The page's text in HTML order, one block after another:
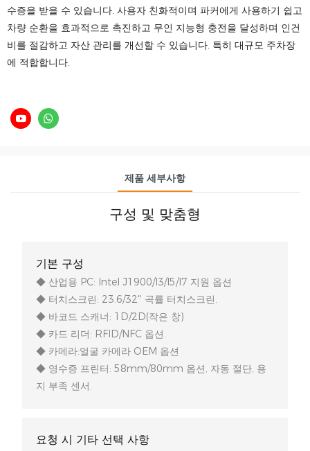
수증을 받을 수 있습니다. 사용자 친화적이며 파커에게 사용하기 쉽고
차량 순환을 효과적으로 촉진하고 무인 지능형 충전을 달성하며 인건
비를 절감하고 자산 관리를 개선할 수 있습니다. 특히 대규모 주차장
에 적합합니다.
제품 세부사항
구성 및 맞춤형
기본 구성
◆ 산업용 PC: Intel J1900/I3/I5/I7 지원 옵션
◆ 터치스크린: 23.6/32'' 곡률 터치스크린.
◆ 바코드 스캐너: 1D/2D(작은 창)
◆ 카드 리더: RFID/NFC 옵션.
◆ 카메라:얼굴 카메라 OEM 옵션
◆ 영수증 프린터: 58mm/80mm 옵션, 자동 절단, 용
지 부족 센서.
요청 시 기타 선택 사항